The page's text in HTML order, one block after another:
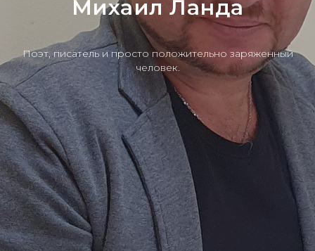
Михаил Ланда
Поэт, писатель и просто положительно заряженный
человек.